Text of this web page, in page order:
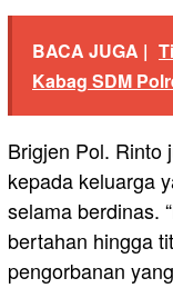
BACA JUGA |
Kabag SDM
Brigjen Pol. Rinto
kepada keluarga
selama berdinas.
bertahan hingga
pengorbanan